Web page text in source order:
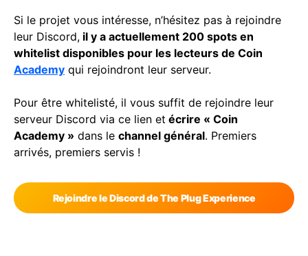
Si le projet vous intéresse, n’hésitez pas à rejoindre
leur Discord, il y a actuellement 200 spots en
whitelist disponibles pour les lecteurs de Coin
Academy qui rejoindront leur serveur.
Pour être whitelisté, il vous suffit de rejoindre leur
serveur Discord via ce lien et écrire « Coin
Academy » dans le channel général. Premiers
arrivés, premiers servis !
Rejoindre le Discord de The Plug Experience